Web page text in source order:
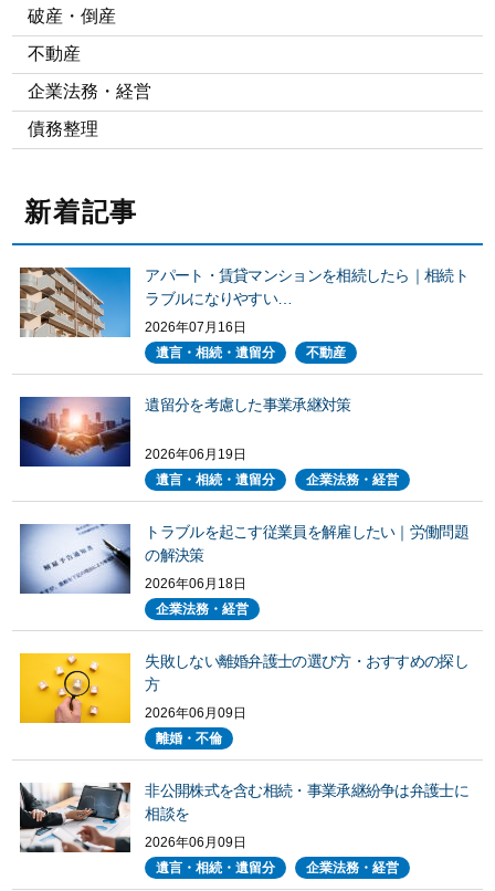
破産・倒産
不動産
企業法務・経営
債務整理
新着記事
アパート・賃貸マンションを相続したら｜相続ト
ラブルになりやすい…
2026年07月16日
遺言・相続・遺留分
不動産
遺留分を考慮した事業承継対策
2026年06月19日
遺言・相続・遺留分
企業法務・経営
トラブルを起こす従業員を解雇したい｜労働問題
の解決策
2026年06月18日
企業法務・経営
失敗しない離婚弁護士の選び方・おすすめの探し
方
2026年06月09日
離婚・不倫
非公開株式を含む相続・事業承継紛争は弁護士に
相談を
2026年06月09日
遺言・相続・遺留分
企業法務・経営